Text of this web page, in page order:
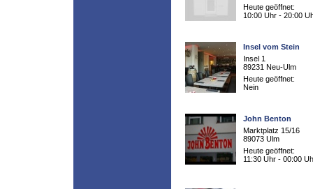
Heute geöffnet:
10:00 Uhr - 20:00
Insel vom Stein
Insel 1
89231 Neu-Ulm
Heute geöffnet:
Nein
John Benton
Marktplatz 15/16
89073 Ulm
Heute geöffnet:
11:30 Uhr - 00:00